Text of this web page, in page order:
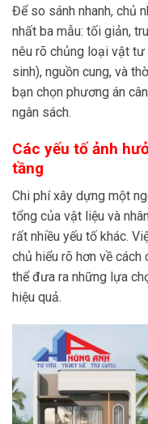
Để so sánh nhanh, chủ
nhất ba mẫu: tối giản,
nêu rõ chủng loại vật
sinh), nguồn cung, và
bạn chọn phương án
ngân sách.
Các yếu tố ảnh
tầng
Chi phí xây dựng một
tổng của vật liệu và
rất nhiều yếu tố khác.
chủ hiểu rõ hơn về
thể đưa ra những lựa
hiệu quả.